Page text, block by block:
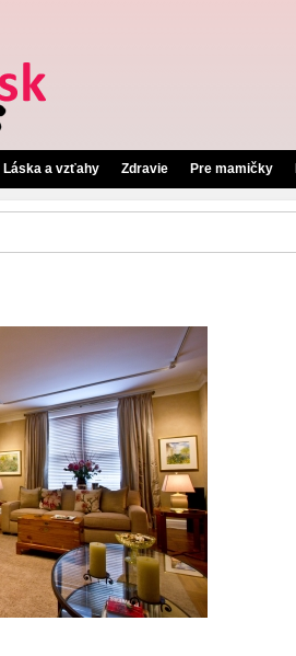
Láska a vzťahy Zdravie Pre mamičky